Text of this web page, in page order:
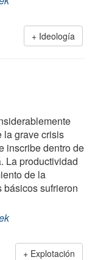
Ideología
la grave crisis
inscribe dentro de
La productividad
de la
sufrieron
Explotación